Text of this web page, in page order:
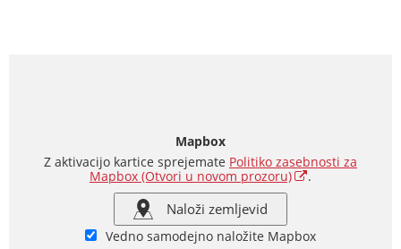
Mapbox
Z aktivacijo kartice sprejemate Politiko zasebnosti za
Mapbox(Otvori u novom prozoru) .
Naloži zemljevid
Vedno samodejno naložite Mapbox